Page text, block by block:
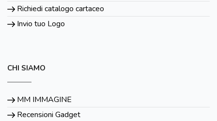
Richiedi catalogo cartaceo
Invio tuo Logo
CHI SIAMO
MM IMMAGINE
Recensioni Gadget